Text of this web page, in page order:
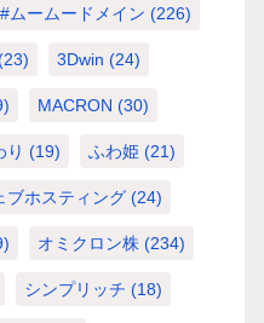
#ムームードメイン (226)
3Dwin (24)
MACRON (30)
り (19) ふわ姫 (21)
ブホスティング (24)
オミクロン株 (234)
シンプリッチ (18)